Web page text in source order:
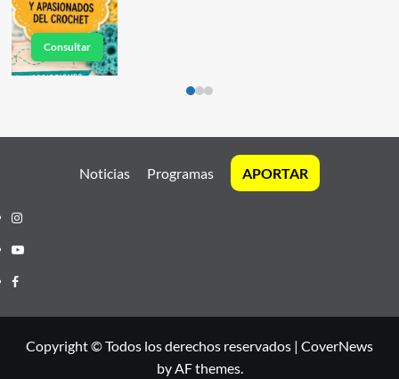
Noticias Programas APORTAR
Instagram
Youtube
Facebook
Copyright © Todos los derechos reservados | CoverNews
by AF themes.